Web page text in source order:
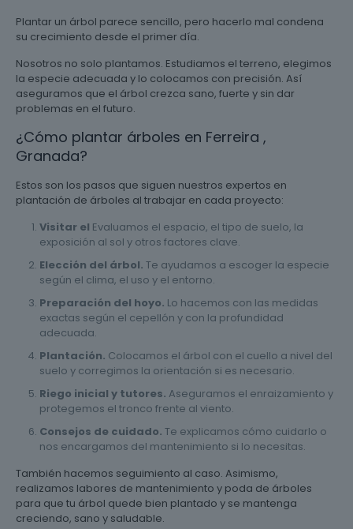
Plantar un árbol parece sencillo, pero hacerlo mal condena
su crecimiento desde el primer día.
Nosotros no solo plantamos. Estudiamos el terreno, elegimos
la especie adecuada y lo colocamos con precisión. Así
aseguramos que el árbol crezca sano, fuerte y sin dar
problemas en el futuro.
¿Cómo plantar árboles en Ferreira ,
Granada?
Estos son los pasos que siguen nuestros expertos en
plantación de árboles al trabajar en cada proyecto:
Visitar el Evaluamos el espacio, el tipo de suelo, la
exposición al sol y otros factores clave.
Elección del árbol. Te ayudamos a escoger la especie
según el clima, el uso y el entorno.
Preparación del hoyo. Lo hacemos con las medidas
exactas según el cepellón y con la profundidad
adecuada.
Plantación. Colocamos el árbol con el cuello a nivel del
suelo y corregimos la orientación si es necesario.
Riego inicial y tutores. Aseguramos el enraizamiento y
protegemos el tronco frente al viento.
Consejos de cuidado. Te explicamos cómo cuidarlo o
nos encargamos del mantenimiento si lo necesitas.
También hacemos seguimiento al caso. Asimismo,
realizamos labores de mantenimiento y poda de árboles
para que tu árbol quede bien plantado y se mantenga
creciendo, sano y saludable.